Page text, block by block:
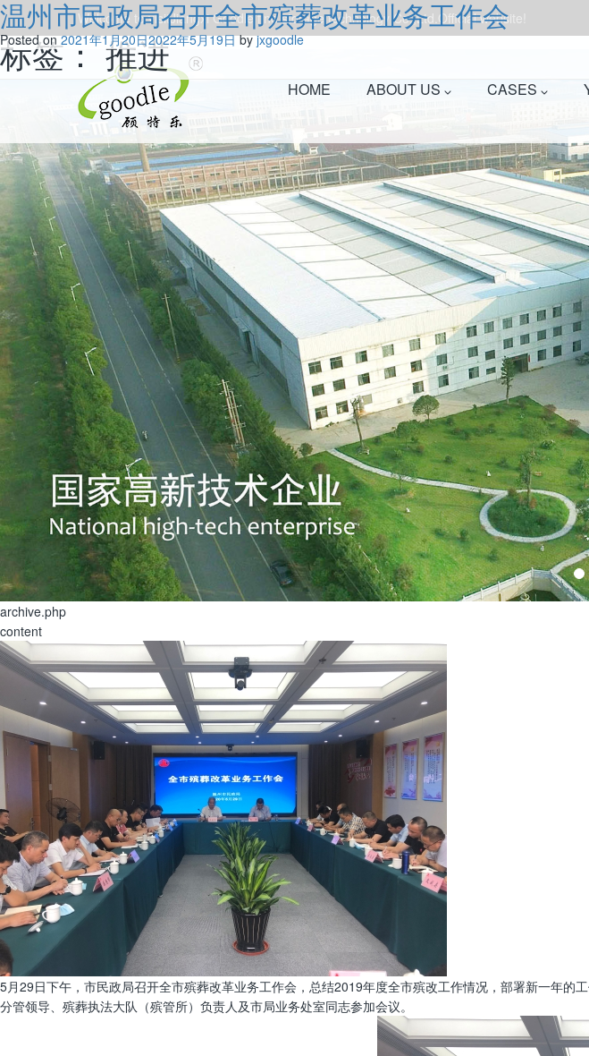
Welcome to visitJiangxi Goodle fine storage technology Co.,Ltd.Official website!
HOME ABOUT US CASES
archive.php
标签：推进
content
温州市民政局召开全市殡葬改革业务工作会
Posted on2021年1月20日2022年5月19日byjxgoodle
5月29日下午，市民政局召开全市殡葬改革业务工作会，总结2019年度全市殡改工作情况，部署新一年
分管领导、殡葬执法大队（殡管所）负责人及市局业务处室同志参加会议。